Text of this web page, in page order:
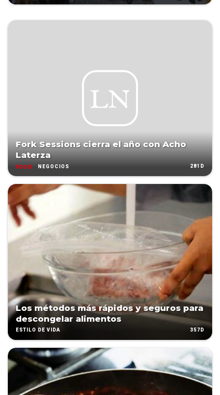
Fork Sessions cierra el año con Acho
Laterza
NEGOCIOS 281D
Los métodos más rápidos y seguros para
descongelar alimentos
ESTILO DE VIDA 357D